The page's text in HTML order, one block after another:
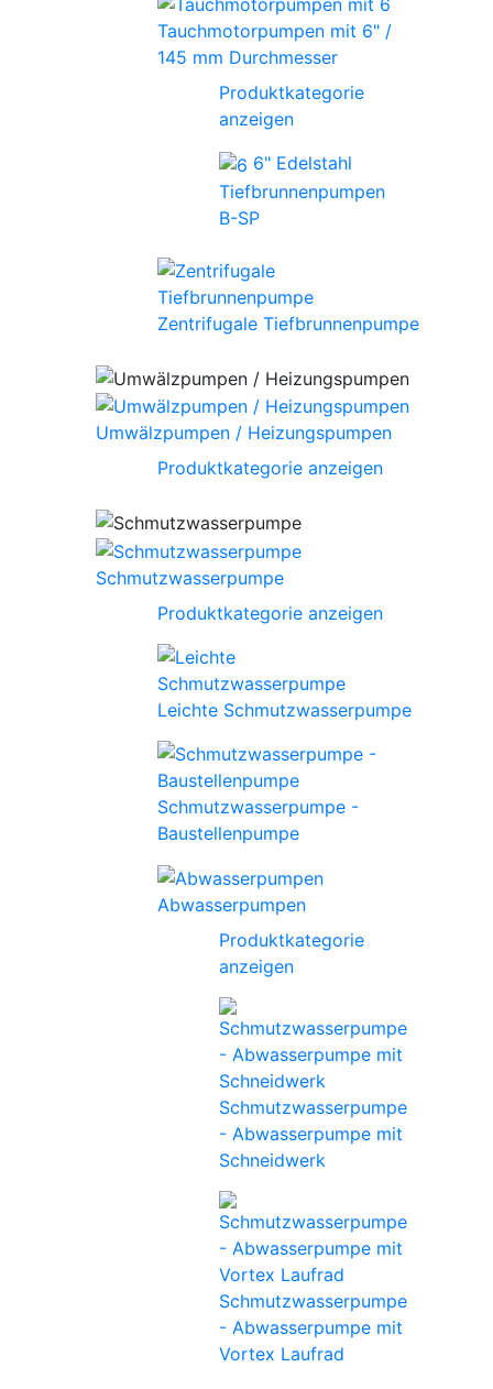
Tauchmotorpumpen mit 6" /
145 mm Durchmesser
Produktkategorie
anzeigen
6" Edelstahl
Tiefbrunnenpumpen
B-SP
Zentrifugale Tiefbrunnenpumpe
Umwälzpumpen / Heizungspumpen
Produktkategorie anzeigen
Schmutzwasserpumpe
Produktkategorie anzeigen
Leichte Schmutzwasserpumpe
Schmutzwasserpumpe -
Baustellenpumpe
Abwasserpumpen
Produktkategorie
anzeigen
Schmutzwasserpumpe
- Abwasserpumpe mit
Schneidwerk
Schmutzwasserpumpe
- Abwasserpumpe mit
Vortex Laufrad